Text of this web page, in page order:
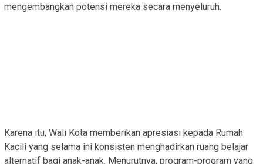
mengembangkan potensi mereka secara menyeluruh.
Karena itu, Wali Kota memberikan apresiasi kepada Rumah
Kacili yang selama ini konsisten menghadirkan ruang belajar
alternatif bagi anak-anak. Menurutnya, program-program yang